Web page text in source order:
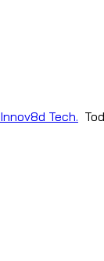
Innov8d Tech.